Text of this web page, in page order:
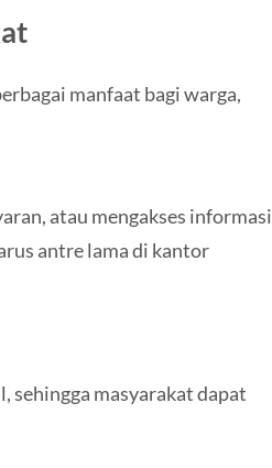
manfaat bagi warga,
atau mengakses informasi
antre lama di kantor
sehingga masyarakat dapat